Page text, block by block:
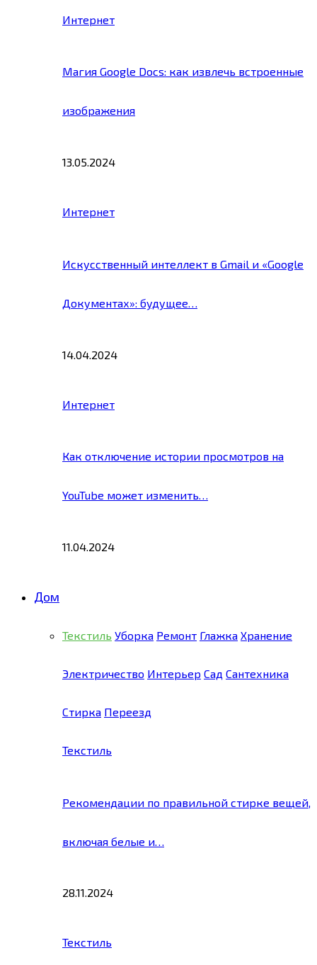
Интернет
Магия Google Docs: как извлечь встроенные
изображения
13.05.2024
Интернет
Искусственный интеллект в Gmail и «Google
Документах»: будущее…
14.04.2024
Интернет
Как отключение истории просмотров на
YouTube может изменить…
11.04.2024
Дом
Текстиль Уборка Ремонт Глажка Хранение
Электричество Интерьер Сад Сантехника
Стирка Переезд
Текстиль
Рекомендации по правильной стирке вещей,
включая белые и…
28.11.2024
Текстиль